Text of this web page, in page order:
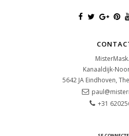
Kanaaldijk-
5642 JA Eindhoven,
+31